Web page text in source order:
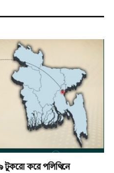
৯ টুকরো করে পলিথিনে